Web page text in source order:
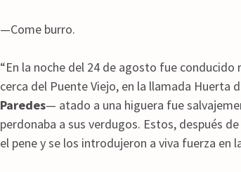
—Come burro.
“En la noche del 24 de agosto fue
cerca del Puente Viejo, en la llamada
Paredes— atado a una higuera fue
perdonaba a sus verdugos. Estos, después
el pene y se los introdujeron a viva fuerza